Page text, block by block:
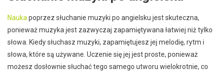
Nauka poprzez słuchanie muzyki po angielsku jest skuteczna,
ponieważ muzyka jest zazwyczaj zapamiętywana łatwiej niż tylko
słowa. Kiedy słuchasz muzyki, zapamiętujesz jej melodię, rytm i
słowa, które są używane. Uczenie się jej jest proste, ponieważ
możesz dosłownie słuchać tego samego utworu wielokrotnie, co